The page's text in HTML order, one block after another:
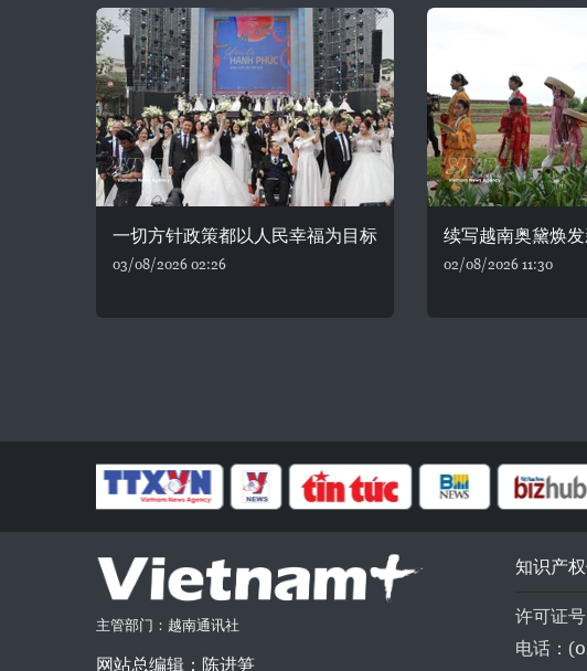
一切方针政策都以人民幸福为目标
03/08/2026 02:26
续写越南奥黛焕
02/08/2026 11:30
主管部门：越南通讯社
网站总编辑：陈进笋
知识产权
许可证
电话：